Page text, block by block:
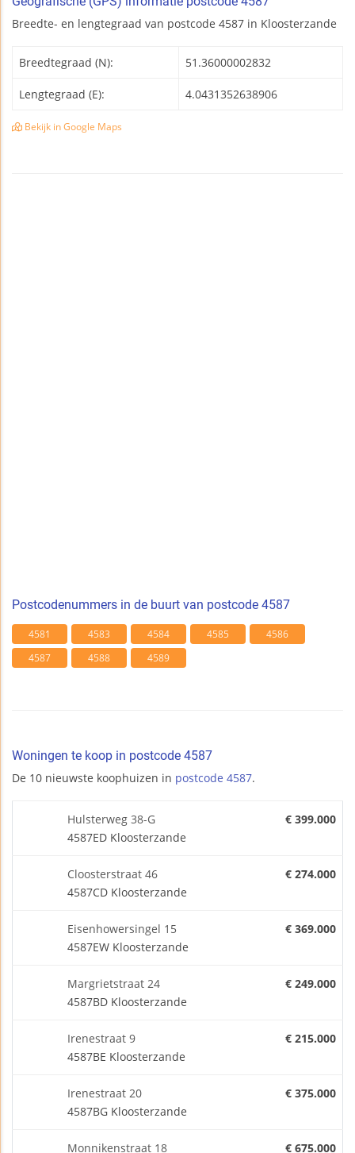
Breedte- en lengtegraad van postcode 4587 in Kloosterzande
Breedtegraad (N): 51.36000002832
Lengtegraad (E): 4.0431352638906
Bekijk in Google Maps
Postcodenummers in de buurt van postcode 4587
4581 4583 4584 4585
4586
4587
4588 4589
Woningen te koop in postcode 4587
De 10 nieuwste koophuizen in postcode 4587.
Hulsterweg 38-G
4587ED Kloosterzande
€ 399.000
Cloosterstraat 46
4587CD Kloosterzande
€ 274.000
Eisenhowersingel 15
4587EW Kloosterzande
€ 369.000
Margrietstraat 24
4587BD Kloosterzande
€ 249.000
Irenestraat 9
4587BE Kloosterzande
€ 215.000
Irenestraat 20
4587BG Kloosterzande
€ 375.000
Monnikenstraat 18
€ 675.000